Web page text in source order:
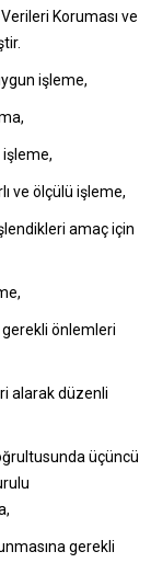
Koruması ve
işleme,
işleme,
ve ölçülü işleme,
amaç için
gerekli önlemleri
alarak düzenli
üçüncü
gerekli